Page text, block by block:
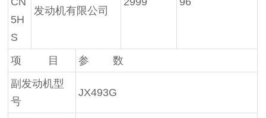
5H
S
发动机有限公司
项 目
参 数
副发动机型
号
JX493G